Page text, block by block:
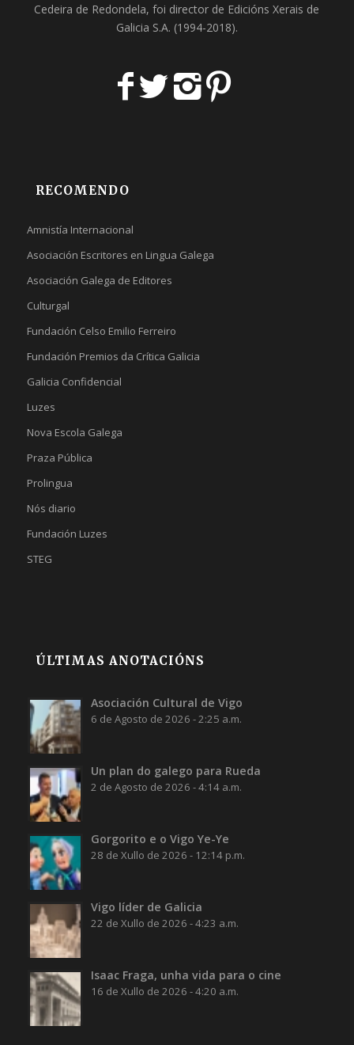
Cedeira de Redondela, foi director de Edicións Xerais de
Galicia S.A. (1994-2018).
RECOMENDO
Amnistía Internacional
Asociación Escritores en Lingua Galega
Asociación Galega de Editores
Culturgal
Fundación Celso Emilio Ferreiro
Fundación Premios da Crítica Galicia
Galicia Confidencial
Luzes
Nova Escola Galega
Praza Pública
Prolingua
Nós diario
Fundación Luzes
STEG
ÚLTIMAS ANOTACIÓNS
Asociación Cultural de Vigo
6 de Agosto de 2026 - 2:25 a.m.
Un plan do galego para Rueda
2 de Agosto de 2026 - 4:14 a.m.
Gorgorito e o Vigo Ye-Ye
28 de Xullo de 2026 - 12:14 p.m.
Vigo líder de Galicia
22 de Xullo de 2026 - 4:23 a.m.
Isaac Fraga, unha vida para o cine
16 de Xullo de 2026 - 4:20 a.m.